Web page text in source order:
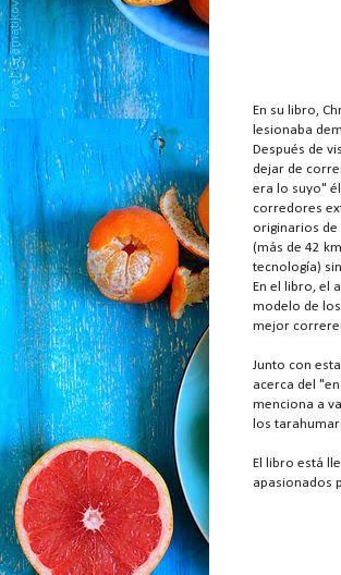
En su libro,
lesionaba
Después de
dejar de
era lo suyo"
corredores
originarios de
(más de 42
tecnología)
En el libro, el
modelo de
mejor
Junto con
acerca del
menciona a
los
El libro está
apasionados